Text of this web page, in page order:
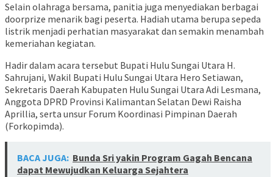
Selain olahraga bersama, panitia juga menyediakan berbagai
doorprize menarik bagi peserta. Hadiah utama berupa sepeda
listrik menjadi perhatian masyarakat dan semakin menambah
kemeriahan kegiatan.
Hadir dalam acara tersebut Bupati Hulu Sungai Utara H.
Sahrujani, Wakil Bupati Hulu Sungai Utara Hero Setiawan,
Sekretaris Daerah Kabupaten Hulu Sungai Utara Adi Lesmana,
Anggota DPRD Provinsi Kalimantan Selatan Dewi Raisha
Aprillia, serta unsur Forum Koordinasi Pimpinan Daerah
(Forkopimda).
BACA JUGA: Bunda Sri yakin Program Gagah Bencana
dapat Mewujudkan Keluarga Sejahtera